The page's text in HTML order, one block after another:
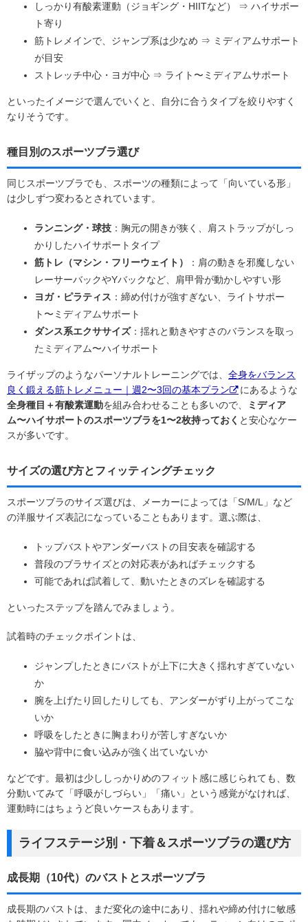
しっかり有酸素運動（ジョギング・HIITなど） ⇒ ハイサポー
ト寄り
筋トレメインで、ジャンプ系は少なめ ⇒ ミディアムサポート
が目安
ストレッチ中心・ヨガ中心 ⇒ ライト〜ミディアムサポート
といったイメージで選んでいくと、自分に合うタイプを絞りやすく
なりそうです。
種目別のスポーツブラ選び
同じスポーツブラでも、スポーツの種類によって「向いている形」
は少しずつ変わるとされています。
ランニング・球技 ：胸元の開きが狭く、肩ストラップがしっ
かりしたハイサポートタイプ
筋トレ（マシン・フリーウェイト）
：肩の動きを邪魔しない
レーサーバックやYバックなど、肩甲骨が動かしやすい形
ヨガ・ピラティス ：締め付けが強すぎない、ライトサポー
ト〜ミディアムサポート
ダンス系エクササイズ：揺れと動きやすさのバランスを取っ
たミディアム〜ハイサポート
ライザップのようなパーソナルトレーニングでは、 全身をバランス
良く鍛える筋トレメニュー｜週2〜3回の基本プラン
にあるような
全身種目＋有酸素運動を組み合わせることも多いので、
ミディア
ム〜ハイサポートのスポーツブラを1〜2枚持っておく と安心なケー
スが多いです。
サイズの選び方とフィッティングチェック
スポーツブラのサイズ選びは、メーカーによっては「S/M/L」など
の洋服サイズ表記になっていることもあります。選ぶ際は、
トップバストやアンダーバストの目安表を確認する
普段のブラサイズとの対応表があればチェックする
可能であれば試着して、動いたときのズレを確認する
といったステップを踏んでみましょう。
試着時のチェックポイントは、
ジャンプしたときにバストが上下に大きく揺れすぎていない
か
腕を上げたり回したりしても、アンダーがずり上がってこな
いか
呼吸をしたときに胸まわりが苦しすぎないか
脇や背中に食い込みが強く出ていないか
などです。最初は少ししっかりめのフィット感に感じられても、数
分動いてみて「呼吸がしづらい」「痛い」という感覚がなければ、
運動時にはちょうど良いケースもあります。
ライフステージ別・下着＆スポーツブラの選び方
成長期（10代）のバストとスポーツブラ
成長期のバストは、まだ変化の途中にあり、揺れや締め付けに敏感